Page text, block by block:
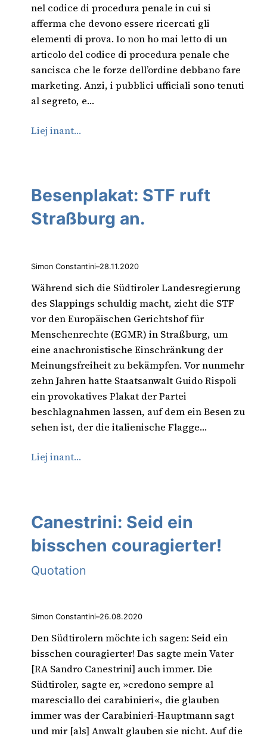
nel codice di procedura penale in cui si
afferma che devono essere ricercati gli
elementi di prova. Io non ho mai letto di un
articolo del codice di procedura penale che
sancisca che le forze dell’ordine debbano fare
marketing. Anzi, i pubblici ufficiali sono tenuti
al segreto, e…
Liej inant…
Besenplakat: STF ruft
Straßburg an.
Simon Constantini–28.11.2020
Während sich die Südtiroler Landesregierung
des Slappings schuldig macht, zieht die STF
vor den Europäischen Gerichtshof für
Menschenrechte (EGMR) in Straßburg, um
eine anachronistische Einschränkung der
Meinungsfreiheit zu bekämpfen. Vor nunmehr
zehn Jahren hatte Staatsanwalt Guido Rispoli
ein provokatives Plakat der Partei
beschlagnahmen lassen, auf dem ein Besen zu
sehen ist, der die italienische Flagge…
Liej inant…
Canestrini: Seid ein
bisschen couragierter!
Quotation
Simon Constantini–26.08.2020
Den Südtirolern möchte ich sagen: Seid ein
bisschen couragierter! Das sagte mein Vater
[RA Sandro Canestrini] auch immer. Die
Südtiroler, sagte er, »credono sempre al
maresciallo dei carabinieri«, die glauben
immer was der Carabinieri-Hauptmann sagt
und mir [als] Anwalt glauben sie nicht. Auf die